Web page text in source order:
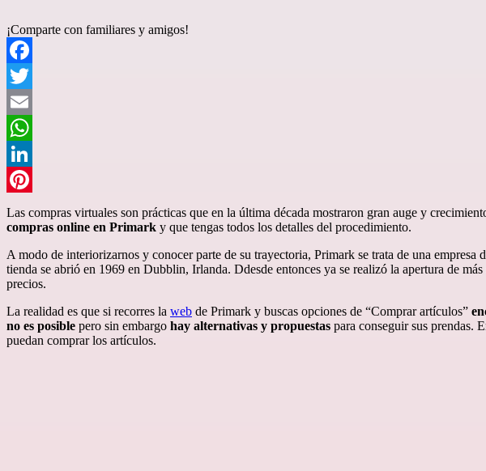
¡Comparte con familiares y amigos!
Facebook
Twitter
Email
WhatsApp
LinkedIn
Pinterest
Las compras virtuales son prácticas que en la última década mostraron gran auge y
compras online en Primark y que tengas todos los detalles del procedimiento.
A modo de interiorizarnos y conocer parte de su trayectoria, Primark se trata de una
tienda se abrió en 1969 en Dubblin, Irlanda. Ddesde entonces ya se realizó la apertura de
precios.
La realidad es que si recorres la web de Primark y buscas opciones de “Comprar artículos”
no es posible pero sin embargo hay alternativas y propuestas para conseguir sus prendas.
puedan comprar los artículos.